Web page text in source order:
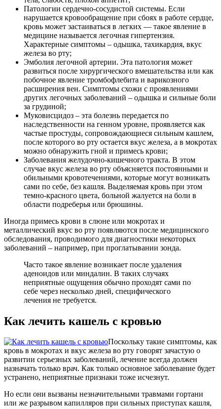
Патологии сердечно-сосудистой системы. Если
нарушается кровообращение при сбоях в работе сердце,
кровь может застаиваться в легких — такое явление в
медицине называется легочная гипертензия.
Характерные симптомы – одышка, тахикардия, вкус
железа во рту;
Эмболия легочной артерии. Эта патология может
развиться после хирургического вмешательства или как
побочное явление тромбофлебита и варикозного
расширения вен. Симптомы схожи с проявлениями
других легочных заболеваний – одышка и сильные боли
за грудиной;
Муковисцидоз – эта болезнь передается по
наследственности на генном уровне, проявляется как
частые простуды, сопровождающиеся сильным кашлем,
после которого во рту остается вкус железа, а в мокротах
можно обнаружить гной и примесь крови;
Заболевания желудочно-кишечного тракта. В этом
случае вкус железа во рту объясняется постоянными и
обильными кровотечениями, которые могут возникать
сами по себе, без кашля. Выделяемая кровь при этом
темно-красного цвета, больной жалуется на боли в
области подреберья или брюшины.
Иногда примесь крови в слюне или мокротах и
металлический вкус во рту появляются после медицинского
обследования, проводимого для диагностики некоторых
заболеваний – например, при проглатывании зонда.
Часто такое явление возникает после удаления
аденоидов или миндалин. В таких случаях
неприятные ощущения обычно проходят сами по
себе через несколько дней, специфического
лечения не требуется.
Как лечить кашель с кровью
Поскольку такие симптомы, как
кровь в мокротах и вкус железа во рту говорят зачастую о
развитии серьезных заболеваний, лечение всегда должен
назначать только врач. Как только основное заболевание будет
устранено, неприятные признаки тоже исчезнут.
Но если они вызваны незначительными травмами гортани
или же разрывом капилляров при сильных приступах кашля,